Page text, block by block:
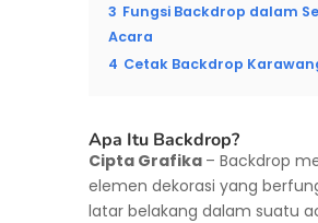
3 Fungsi Backdrop dalam
Acara
4 Cetak Backdrop
Apa Itu Backdrop?
Cipta Grafika – Backdrop
elemen dekorasi yang
latar belakang dalam suatu